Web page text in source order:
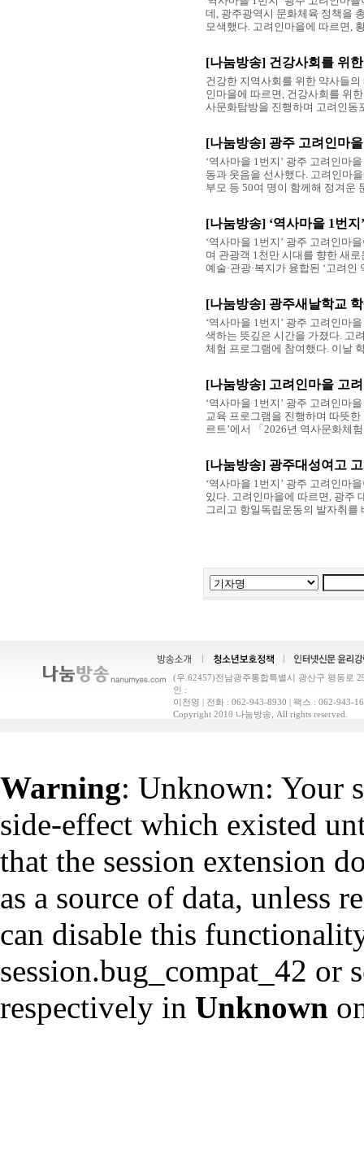
데, 광주광역시 문화체육 정책을
모색했다. 고려인마을에 따르면,
[나눔방송] 건강사회를 위
건강한 지역사회를 위한 약사들
인마을에 따르면, 건강사회를 위
사문화탐방을 진행하며 고려인동
[나눔방송] 광주 고려인마
‘역사마을 1번지’ 광주 고려인마
동과 웃음을 선사했다. 고려인마
부모 등 50여 명이 함께해 정겨운
[나눔방송] ‘역사마을 1번
‘역사마을 1번지’ 광주 고려인마
며 관광객 1천만 시대를 향한 새
예술·관광·복지가 융합된 ‘고려
[나눔방송] 광주새날학교
‘역사마을 1번지’ 광주 고려인마
색하는 뜻깊은 시간을 가졌다. 고
체험 프로그램에 참여했다. 이날
[나눔방송] 고려인마을 고
‘역사마을 1번지’ 광주 고려인마
교육 프로그램을 진행하며 따뜻
르트’에서 「2026년 역사문화체
[나눔방송] 광주대성여고
‘역사마을 1번지’ 광주 고려인마
있다. 고려인마을에 따르면, 광주
그리고 항일독립운동의 발자취를
(우.62457)전남광주통합특별시 광산구 평동로
인 :
이천영 | 전화 : 062-943-8930 | 팩스 : 062-943-
Copyright 2010 나눔방송, All rights reserved.
Warning: Unknown: Your
side-effect which existed
that the session extension
as a source of data, unless
can disable this
session.bug_compat_42 or
respectively in Unknown